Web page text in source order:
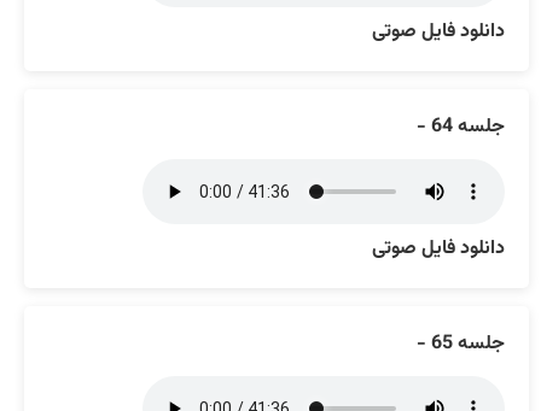
دانلود فایل صوتی
جلسه 64 -
دانلود فایل صوتی
جلسه 65 -